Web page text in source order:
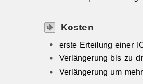
Kosten
erste Erteilung einer
Verlängerung bis zu
Verlängerung um